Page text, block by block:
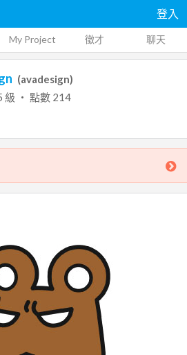
登入
My Project 徵才 聊天
(avadesign)
級 ‧ 點數 214